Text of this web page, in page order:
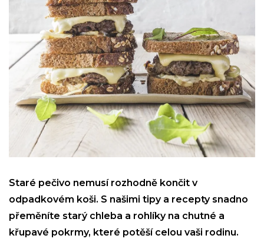
Staré pečivo nemusí rozhodně končit v
odpadkovém koši. S našimi tipy a recepty snadno
přeměníte starý chleba a rohlíky na chutné a
křupavé pokrmy, které potěší celou vaši rodinu.